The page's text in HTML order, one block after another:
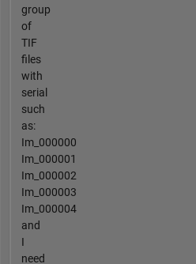
group
of
TIF
files
with
serial
such
as:
Im_000000
Im_000001
Im_000002
Im_000003
Im_000004
and
I
need